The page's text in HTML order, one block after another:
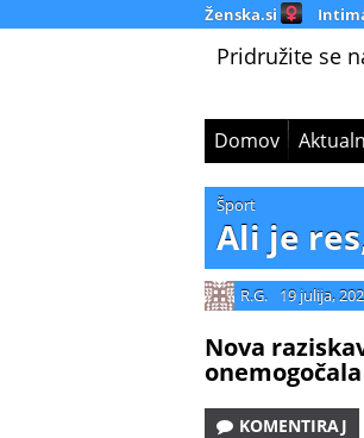
Ženska.si
Pridružite se
Domov
Šport
Ali je
R.G. 19 julija,
Nova
KOMENTIRAJ